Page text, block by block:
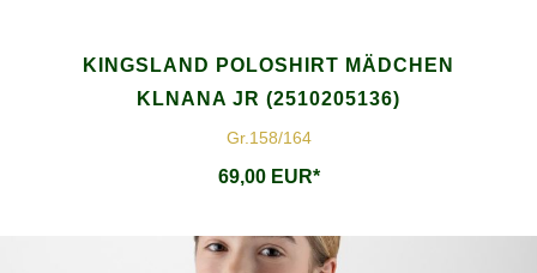
KINGSLAND POLOSHIRT MÄDCHEN
KLNANA JR (2510205136)
Gr.158/164
69,00 EUR*